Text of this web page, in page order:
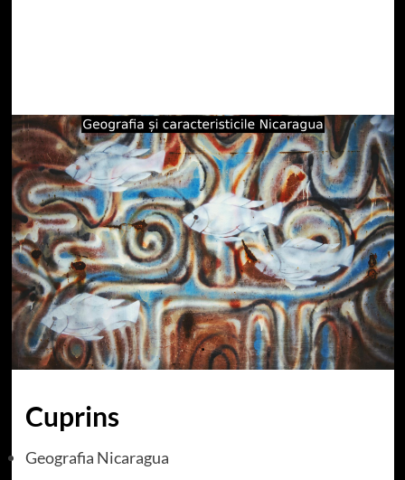
Cuprins
Geografia Nicaragua